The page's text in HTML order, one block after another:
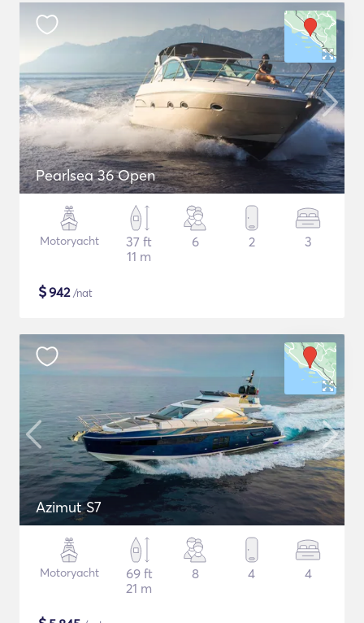
Pearlsea 36 Open
Motoryacht
37 ft
11 m
6 2 3
$942/nat
Azimut S7
Motoryacht
69 ft
21 m
8 4 4